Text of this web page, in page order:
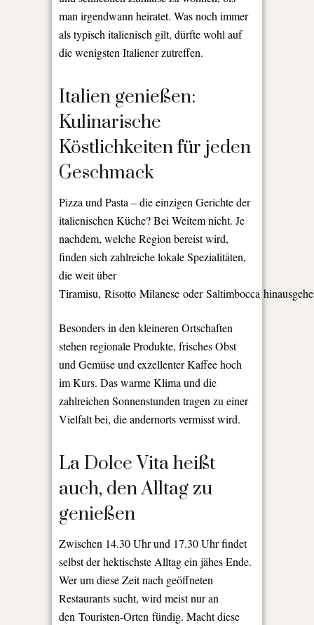
man irgendwann heiratet. Was noch immer
als typisch italienisch gilt, dürfte wohl auf
die wenigsten Italiener zutreffen.
Italien genießen:
Kulinarische
Köstlichkeiten für jeden
Geschmack
Pizza und Pasta – die einzigen Gerichte der
italienischen Küche? Bei Weitem nicht. Je
nachdem, welche Region bereist wird,
finden sich zahlreiche lokale Spezialitäten,
die weit über
Tiramisu, Risotto Milanese oder Saltimbocca
Besonders in den kleineren Ortschaften
stehen regionale Produkte, frisches Obst
und Gemüse und exzellenter Kaffee hoch
im Kurs. Das warme Klima und die
zahlreichen Sonnenstunden tragen zu einer
Vielfalt bei, die andernorts vermisst wird.
La Dolce Vita heißt
auch, den Alltag zu
genießen
Zwischen 14.30 Uhr und 17.30 Uhr findet
selbst der hektischste Alltag ein jähes Ende.
Wer um diese Zeit nach geöffneten
Restaurants sucht, wird meist nur an
den Touristen-Orten fündig. Macht diese